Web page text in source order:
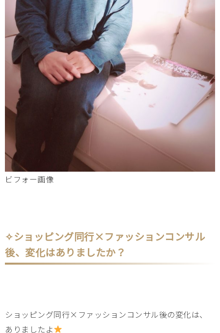
ビフォー画像
✧ショッピング同行×ファッションコンサル
後、変化はありましたか？
ショッピング同行×ファッションコンサル後の変化は、
ありましたよ